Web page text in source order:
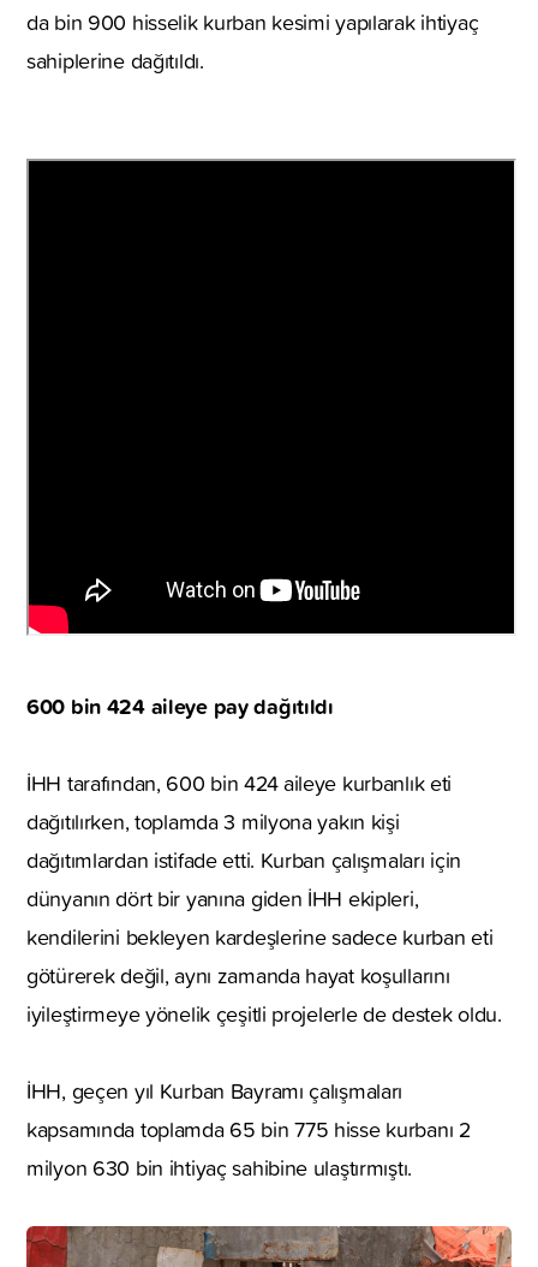
da bin 900 hisselik kurban kesimi yapılarak ihtiyaç
sahiplerine dağıtıldı.
600 bin 424 aileye pay dağıtıldı
İHH tarafından, 600 bin 424 aileye kurbanlık eti
dağıtılırken, toplamda 3 milyona yakın kişi
dağıtımlardan istifade etti. Kurban çalışmaları için
dünyanın dört bir yanına giden İHH ekipleri,
kendilerini bekleyen kardeşlerine sadece kurban eti
götürerek değil, aynı zamanda hayat koşullarını
iyileştirmeye yönelik çeşitli projelerle de destek oldu.
İHH, geçen yıl Kurban Bayramı çalışmaları
kapsamında toplamda 65 bin 775 hisse kurbanı 2
milyon 630 bin ihtiyaç sahibine ulaştırmıştı.